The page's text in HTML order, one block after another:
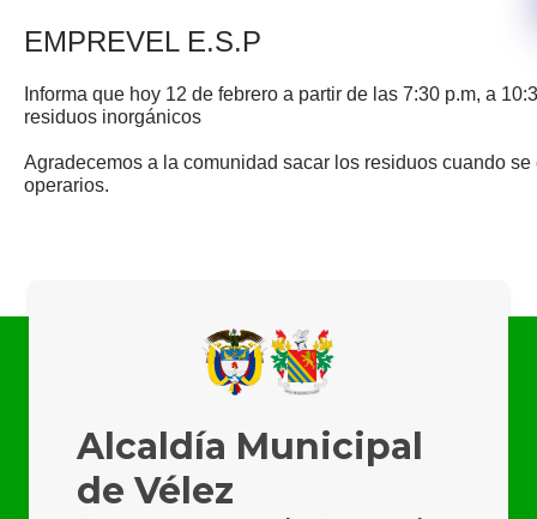
EMPREVEL E.S.P
Informa que hoy 12 de febrero a partir de las 7:30 p.m, a
residuos inorgánicos
Agradecemos a la comunidad sacar los residuos cuando
operarios.​
Alcaldía Municipal
de Vélez